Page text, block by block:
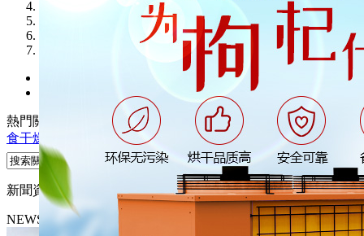
熱門關鍵詞： 熱泵烘干機 熱泵干燥機煙葉干燥機 木材干燥機
食干燥機
新聞資訊
NEWS